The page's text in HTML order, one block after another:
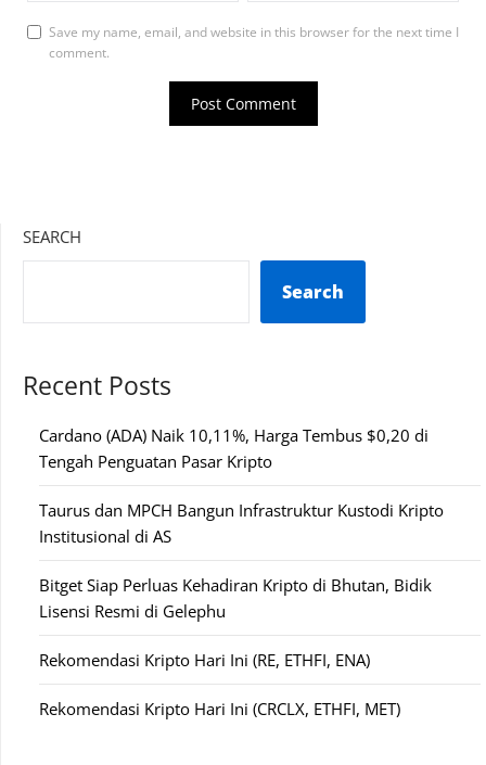
Save my name, email, and website in this browser for the next time I
comment.
SEARCH
Search
Recent Posts
Cardano (ADA) Naik 10,11%, Harga Tembus $0,20 di
Tengah Penguatan Pasar Kripto
Taurus dan MPCH Bangun Infrastruktur Kustodi Kripto
Institusional di AS
Bitget Siap Perluas Kehadiran Kripto di Bhutan, Bidik
Lisensi Resmi di Gelephu
Rekomendasi Kripto Hari Ini (RE, ETHFI, ENA)
Rekomendasi Kripto Hari Ini (CRCLX, ETHFI, MET)